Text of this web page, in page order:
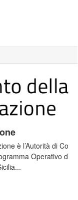
è l’Autorità di Co
Operativo d